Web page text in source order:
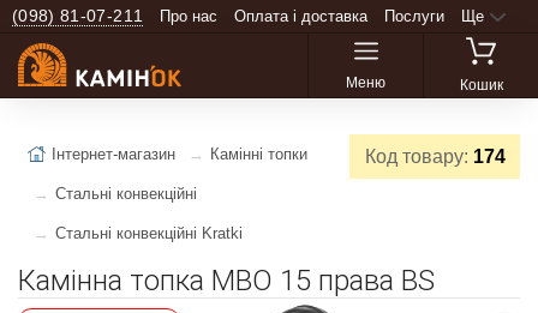
(098) 81-07-211 Про нас Оплата і доставка Послуги Ще
Меню Кошик
Код товару: 174
Інтернет-магазин Камінні топки
Стальні конвекційні
Стальні конвекційні Kratki
Камінна топка MBO 15 права BS